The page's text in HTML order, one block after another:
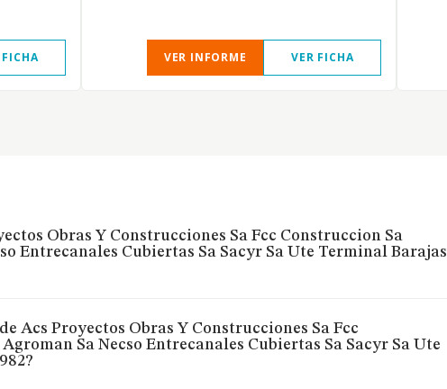
FICHA VER INFORME VER FICHA
Obras Y Construcciones Sa Fcc Construccion Sa
Entrecanales Cubiertas Sa Sacyr Sa Ute Terminal Barajas
Acs Proyectos Obras Y Construcciones Sa Fcc
Sa Necso Entrecanales Cubiertas Sa Sacyr Sa Ute